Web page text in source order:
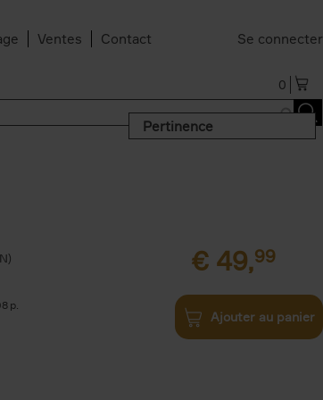
Ventes Contact Se connecter
0
Pertinence
€ 49,99
Ajouter au panier